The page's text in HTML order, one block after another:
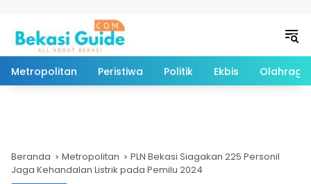
Metropolitan Peristiwa Politik Ekbis Olahraga
Beranda Metropolitan
PLN Bekasi Siagakan 225 Personil
Jaga Kehandalan Listrik pada Pemilu 2024